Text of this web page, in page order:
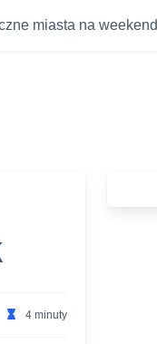
miasta na weekend
4 minuty